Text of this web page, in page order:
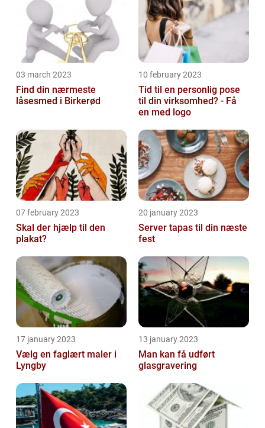
03 march 2023
Find din nærmeste
låsesmed i Birkerød
10 february 2023
Tid til en personlig pose
til din virksomhed? - Få
en med logo
07 february 2023
Skal der hjælp til den
plakat?
20 january 2023
Server tapas til din næste
fest
17 january 2023
Vælg en faglært maler i
Lyngby
13 january 2023
Man kan få udført
glasgravering